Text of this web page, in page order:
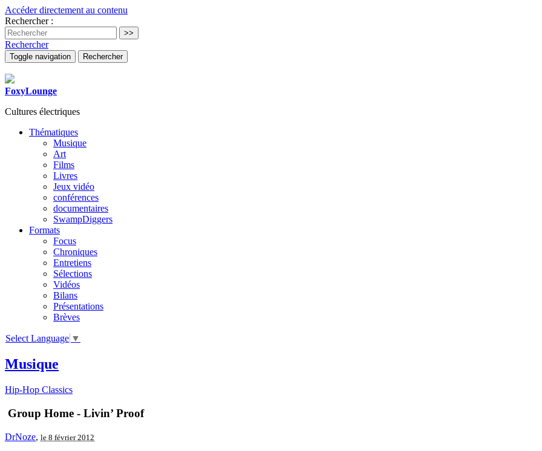
Accéder directement au contenu
Rechercher :
Rechercher
Toggle navigation Rechercher
FoxyLounge
Cultures électriques
Thématiques
Musique
Art
Films
Livres
Jeux vidéo
conférences
documentaires
SwampDiggers
Formats
Focus
Chroniques
Entretiens
Sélections
Vidéos
Bilans
Présentations
Brèves
Select Language ▼
Musique
Hip-Hop Classics
Group Home - Livin’ Proof
DrNoze, le 8 février 2012